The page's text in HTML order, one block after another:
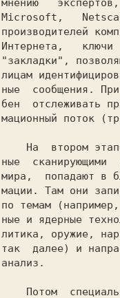
мнению
Microsoft,
производителей
Интернета,   ключи
"закладки",
лицам
ные  сообщения.
бен  отслеживать
мaциoнный
ные  cкaниpyющими
мира,  попадают в
мации. Там они
по темам
ные и ядерные
литикa, оружие,
так  далее) и